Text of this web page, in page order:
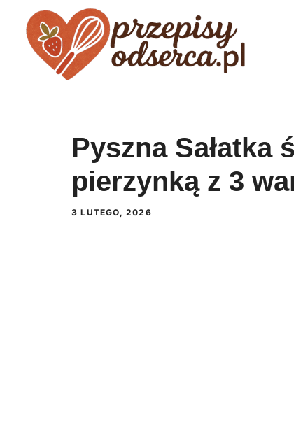
Przejdź
Pyszna Sałatka
pierzynką z 3
3 LUTEGO, 2026